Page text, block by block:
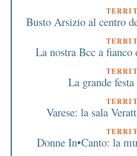
Busto Arsizio al centro
La nostra Bcc a
La grande
Varese: la sala
Donne In•Canto: la